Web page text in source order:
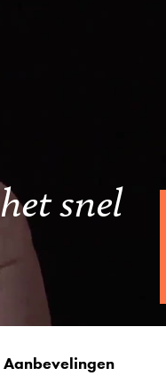
snel
Aanbevelingen